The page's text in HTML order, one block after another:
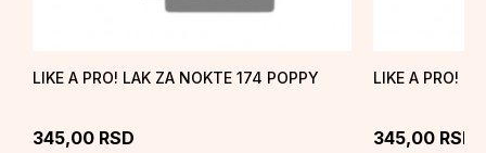
LIKE A PRO! LAK ZA NOKTE 174 POPPY
345,00 RSD
LIKE A PRO!
345,00 RSD